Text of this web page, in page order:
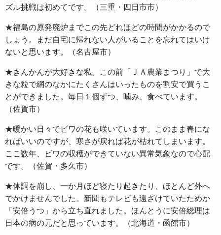
ズル挑戦は初めてです。（三重・四日市市）
★福島の原発廃炉までこの先どれほどの時間がかかるので
しょう。まだ自宅に帰れない人がいることを忘れてはいけ
ないと思います。（名古屋市）
★きんかんが大好きな私。この前「ＪＡ農業まつり」で大
きな粒で網のなかにたくさんはいったものを割安で買うこ
とができました。毎日１個ずつ、噛み、食べています。
（佐賀市）
★暖かい日々でビワの花も咲いています。このまま春にな
ればいいのですが、寒さが戻れば花が枯れてしまいます。
ここ数年、ビワの収穫ができていない異常気象なので心配
です。（佐賀・多久市）
★体調を崩し、一か月ほど寝たり起きたり、ほとんど外へ
でかけませんでした。新聞もテレビも遠ざけていたためか
「安倍うつ」から立ち直れました。ほんとうに安倍総理は
日本の病の元だと思っています。（北海道・函館市）